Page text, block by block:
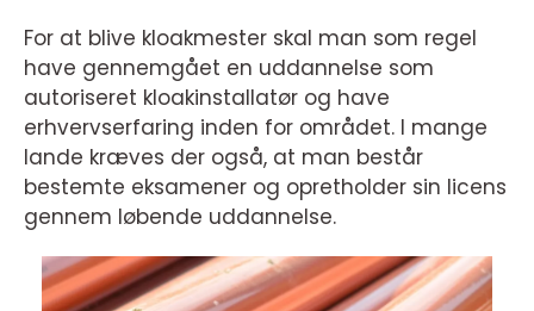
For at blive kloakmester skal man som regel
have gennemgået en uddannelse som
autoriseret kloakinstallatør og have
erhvervserfaring inden for området. I mange
lande kræves der også, at man består
bestemte eksamener og opretholder sin licens
gennem løbende uddannelse.